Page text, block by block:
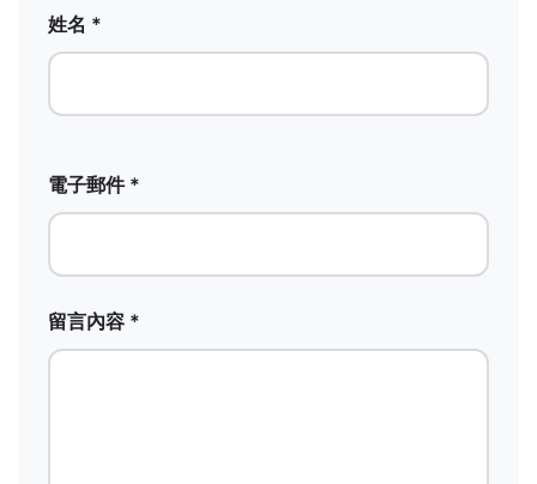
姓名 *
電子郵件 *
留言內容 *